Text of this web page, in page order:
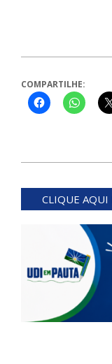
COMPARTILHE:
08-
CLIQUE AQUI